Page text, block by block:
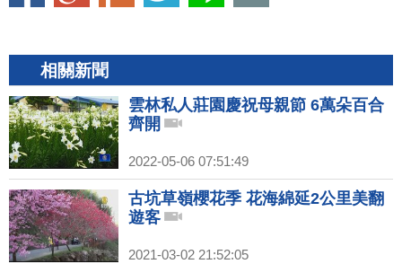
相關新聞
雲林私人莊園慶祝母親節 6萬朵百合
齊開
2022-05-06 07:51:49
古坑草嶺櫻花季 花海綿延2公里美翻
遊客
2021-03-02 21:52:05